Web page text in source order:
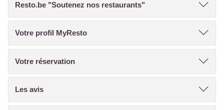
Resto.be "Soutenez nos restaurants"
Votre profil MyResto
Votre réservation
Les avis